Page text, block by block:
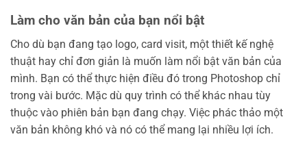
Làm cho văn bản của bạn nổi bật
Cho dù bạn đang tạo logo, card visit, một thiết kế nghệ
thuật hay chỉ đơn giản là muốn làm nổi bật văn bản của
mình. Bạn có thể thực hiện điều đó trong Photoshop chỉ
trong vài bước. Mặc dù quy trình có thể khác nhau tùy
thuộc vào phiên bản bạn đang chạy. Việc phác thảo một
văn bản không khó và nó có thể mang lại nhiều lợi ích.